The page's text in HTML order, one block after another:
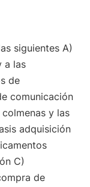
siguientes A)
a las
de
comunicación
y las
adquisición
C)
de